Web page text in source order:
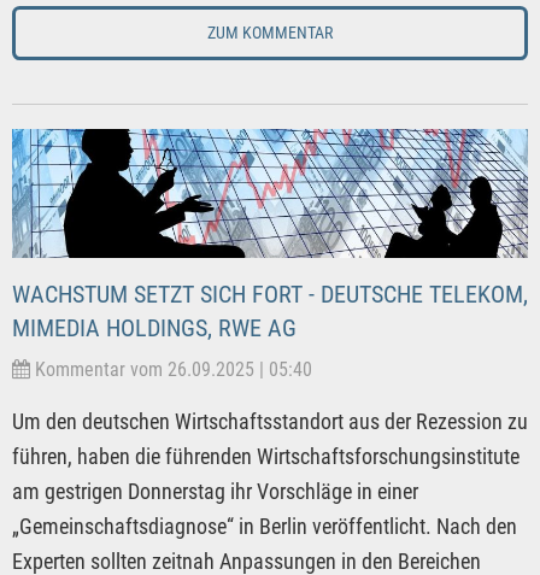
ZUM KOMMENTAR
WACHSTUM SETZT SICH FORT - DEUTSCHE TELEKOM,
MIMEDIA HOLDINGS, RWE AG
Kommentar vom 26.09.2025 | 05:40
Um den deutschen Wirtschaftsstandort aus der Rezession zu
führen, haben die führenden Wirtschaftsforschungsinstitute
am gestrigen Donnerstag ihr Vorschläge in einer
„Gemeinschaftsdiagnose“ in Berlin veröffentlicht. Nach den
Experten sollten zeitnah Anpassungen in den Bereichen